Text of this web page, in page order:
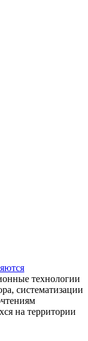
технологии
систематизации
на территории